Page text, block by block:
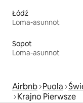
Łódź
Loma-asunnot
Sopot
Loma-asunnot
Airbnb Puola
Krajno Pierwsze